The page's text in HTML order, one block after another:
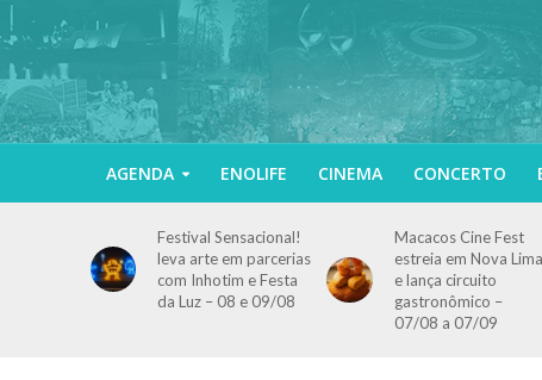
AGENDA ENOLIFE CINEMA CONCERTO
Festival Sensacional!
leva arte em parcerias
com Inhotim e Festa
da Luz – 08 e 09/08
Macacos Cine Fest
estreia em Nova Lima
e lança circuito
gastronômico –
07/08 a 07/09